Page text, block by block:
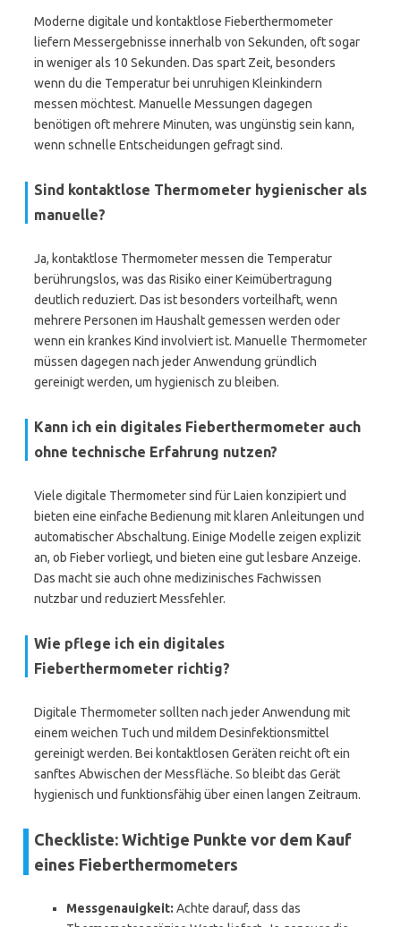
Moderne digitale und kontaktlose Fieberthermometer
liefern Messergebnisse innerhalb von Sekunden, oft sogar
in weniger als 10 Sekunden. Das spart Zeit, besonders
wenn du die Temperatur bei unruhigen Kleinkindern
messen möchtest. Manuelle Messungen dagegen
benötigen oft mehrere Minuten, was ungünstig sein kann,
wenn schnelle Entscheidungen gefragt sind.
Sind kontaktlose Thermometer hygienischer als
manuelle?
Ja, kontaktlose Thermometer messen die Temperatur
berührungslos, was das Risiko einer Keimübertragung
deutlich reduziert. Das ist besonders vorteilhaft, wenn
mehrere Personen im Haushalt gemessen werden oder
wenn ein krankes Kind involviert ist. Manuelle Thermometer
müssen dagegen nach jeder Anwendung gründlich
gereinigt werden, um hygienisch zu bleiben.
Kann ich ein digitales Fieberthermometer auch
ohne technische Erfahrung nutzen?
Viele digitale Thermometer sind für Laien konzipiert und
bieten eine einfache Bedienung mit klaren Anleitungen und
automatischer Abschaltung. Einige Modelle zeigen explizit
an, ob Fieber vorliegt, und bieten eine gut lesbare Anzeige.
Das macht sie auch ohne medizinisches Fachwissen
nutzbar und reduziert Messfehler.
Wie pflege ich ein digitales
Fieberthermometer richtig?
Digitale Thermometer sollten nach jeder Anwendung mit
einem weichen Tuch und mildem Desinfektionsmittel
gereinigt werden. Bei kontaktlosen Geräten reicht oft ein
sanftes Abwischen der Messfläche. So bleibt das Gerät
hygienisch und funktionsfähig über einen langen Zeitraum.
Checkliste: Wichtige Punkte vor dem Kauf
eines Fieberthermometers
Messgenauigkeit: Achte darauf, dass das